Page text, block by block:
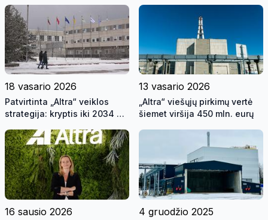
18 vasario 2026
Patvirtinta „Altra“ veiklos
strategija: kryptis iki 2034 m.,
13 vasario 2026
„Altra“ viešųjų pirkimų vertė
šiemet viršija 450 mln. eurų
16 sausio 2026 4 gruodžio 2025